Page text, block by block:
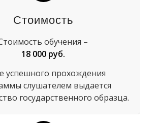
Стоимость
обучения –
18 000 руб.
успешного прохождения
слушателем выдается
государственного образца.